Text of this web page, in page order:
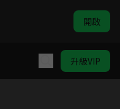
開啟
升級VIP